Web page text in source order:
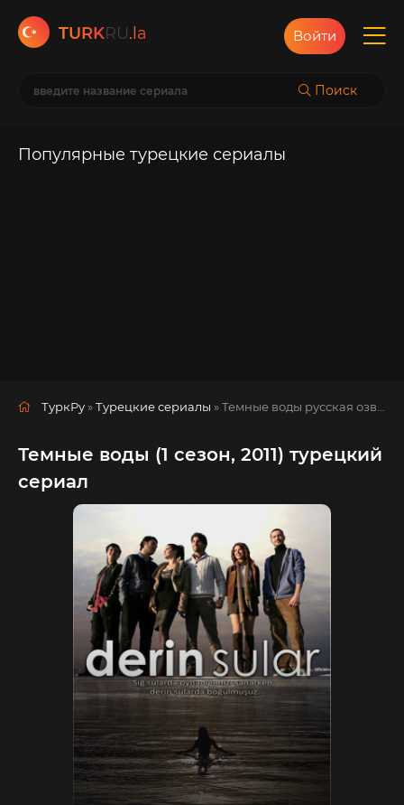
TURKRU.la
Поиск
Войти
Популярные турецкие сериалы
ТуркРу »Турецкие сериалы » Темные воды русская озвучка смотреть полностью онлайн!
Темные воды (1 сезон, 2011) турецкий
сериал